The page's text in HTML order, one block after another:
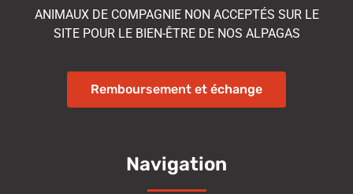
ANIMAUX DE COMPAGNIE NON ACCEPTÉS SUR LE
SITE POUR LE BIEN-ÊTRE DE NOS ALPAGAS
Remboursement et échange
Navigation